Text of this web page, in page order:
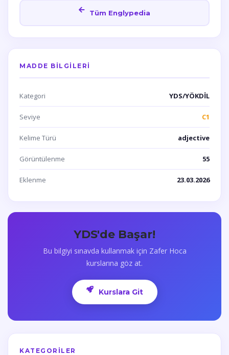
Tüm Englypedia
MADDE BILGILERI
Kategori YDS/YÖKDİL
Seviye C1
Kelime Türü adjective
Görüntülenme 55
Eklenme 23.03.2026
YDS'de Başar!
Bu bilgiyi sınavda kullanmak için Zafer Hoca
kurslarına göz at.
Kurslara Git
KATEGORILER